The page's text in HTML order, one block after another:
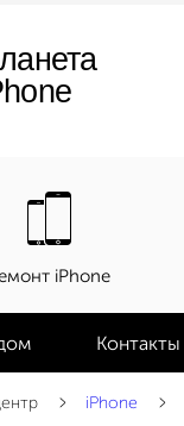
iPhone
Контакты
iPhone